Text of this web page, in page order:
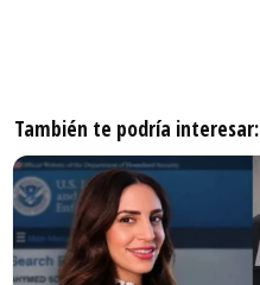
También te podría interesar: